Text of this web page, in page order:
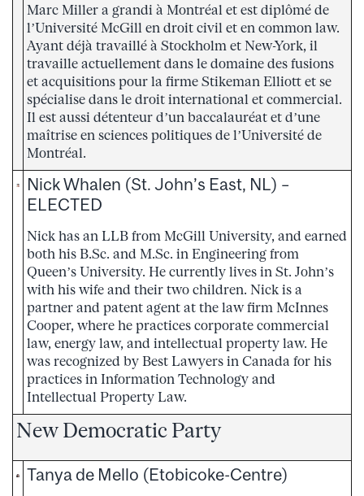
Marc Miller a grandi à Montréal et est diplômé de
l’Université McGill en droit civil et en common law.
Ayant déjà travaillé à Stockholm et New-York, il
travaille actuellement dans le domaine des fusions
et acquisitions pour la firme Stikeman Elliott et se
spécialise dans le droit international et commercial.
Il est aussi détenteur d’un baccalauréat et d’une
maîtrise en sciences politiques de l’Université de
Montréal.
Nick Whalen (St. John’s East, NL) –
ELECTED
Nick has an LLB from McGill University, and earned
both his B.Sc. and M.Sc. in Engineering from
Queen’s University. He currently lives in St. John’s
with his wife and their two children. Nick is a
partner and patent agent at the law firm McInnes
Cooper, where he practices corporate commercial
law, energy law, and intellectual property law. He
was recognized by Best Lawyers in Canada for his
practices in Information Technology and
Intellectual Property Law.
New Democratic Party
Tanya de Mello (Etobicoke-Centre)